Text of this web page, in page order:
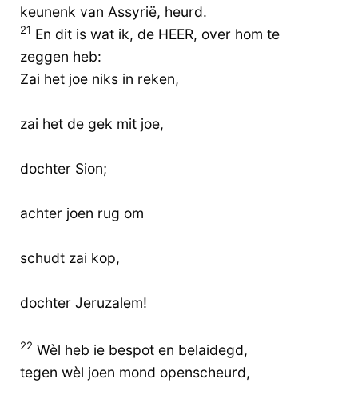
keunenk van Assyrië, heurd.
21 En dit is wat ik, de HEER, over hom te
zeggen heb:
Zai het joe niks in reken,
zai het de gek mit joe,
dochter Sion;
achter joen rug om
schudt zai kop,
dochter Jeruzalem!
22 Wèl heb ie bespot en belaidegd,
tegen wèl joen mond openscheurd,